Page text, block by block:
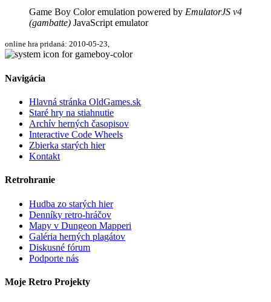
Game Boy Color emulation powered by EmulatorJS v4
(gambatte) JavaScript emulator
online hra pridaná: 2010-05-23,
Navigácia
Hlavná stránka OldGames.sk
Staré hry na stiahnutie
Archív herných časopisov
Interactive Code Wheels
Zbierka starých hier
Kontakt
Retrohranie
Hudba zo starých hier
Denníky retro-hráčov
Mapy v Dungeon Mapperi
Galéria herných plagátov
Diskusné fórum
Podporte nás
Moje Retro Projekty